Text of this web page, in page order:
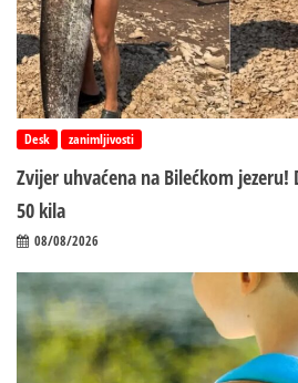
Desk zanimljivosti
Zvijer uhvaćena na Bilećkom jezeru!
50 kila
08/08/2026